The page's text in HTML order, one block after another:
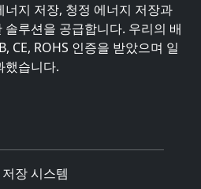
지 저장, 청정 에너지 저장과
루션을 공급합니다. 우리의 배
CE, ROHS 인증을 받았으며 일
했습니다.
장 시스템